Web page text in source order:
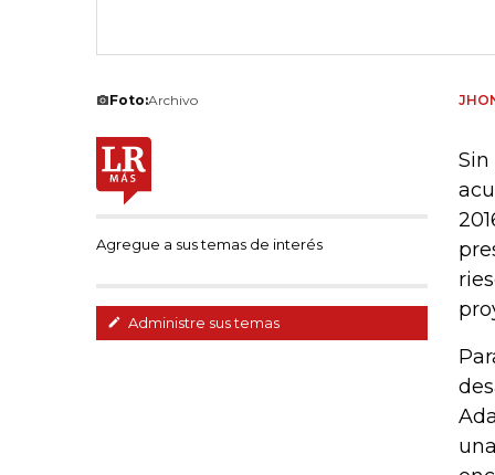
Foto:Archivo
Agregue a sus temas de interés
Administre sus temas